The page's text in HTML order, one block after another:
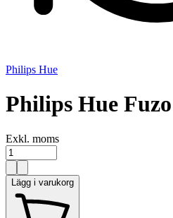
Philips Hue
Philips Hue
Exkl. moms
Lägg i varukorg